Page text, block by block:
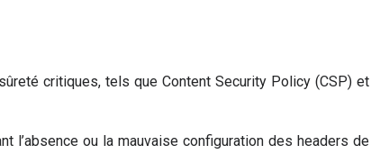
critiques, tels que Content Security Policy (CSP) et
l’absence ou la mauvaise configuration des headers de